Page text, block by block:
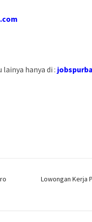
hanya di :
Lowongan Kerja